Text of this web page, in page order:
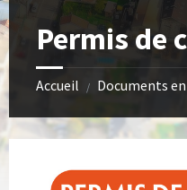
Permis de
Accueil / Documents